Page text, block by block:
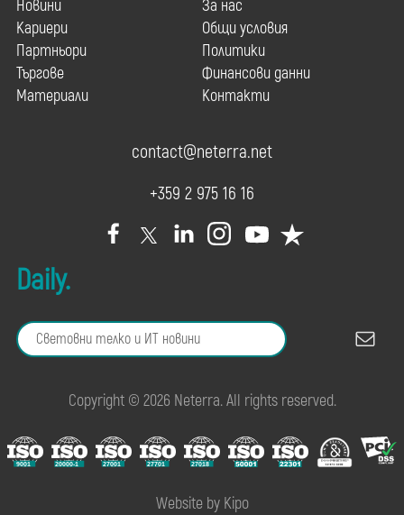
Новини
Кариери
Партньори
Търгове
Материали
За нас
Общи условия
Политики
Финансови данни
Контакти
contact@neterra.net
+359 2 975 16 16
Daily.
Copyright © 2026 Neterra. All rights reserved.
Website by Kipo